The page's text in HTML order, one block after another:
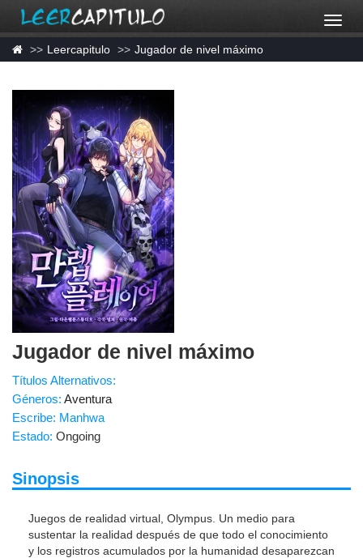
Leercapitulo Jugador de nivel máximo
Jugador de nivel máximo
Títulos Alternativos:
Géneros: Aventura
Escribe: Manhwa
Estado: Ongoing
Sinopsis
Juegos de realidad virtual, Olympus. Un medio para
sustentar la realidad después de que todo el conocimiento
y los registros acumulados por la humanidad desaparezcan